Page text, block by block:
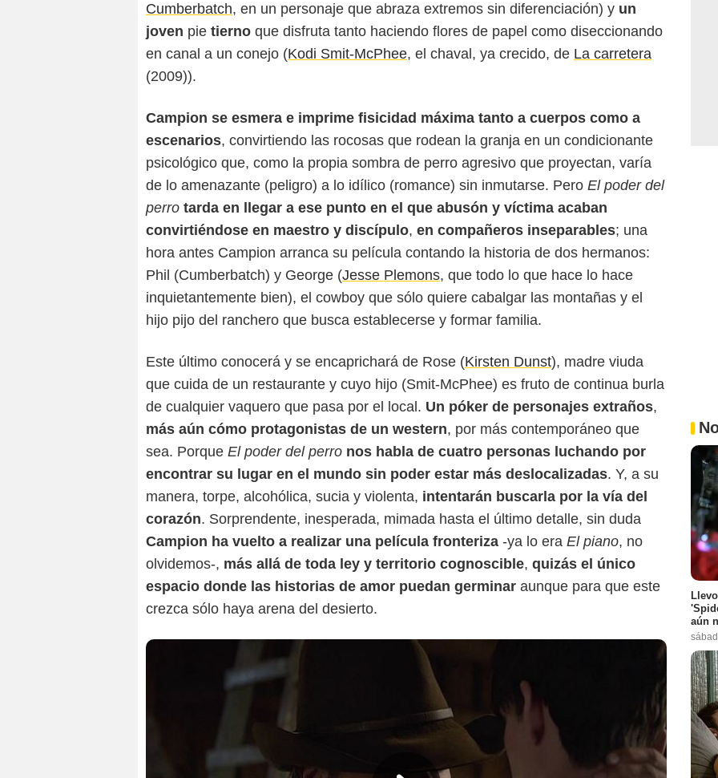
Cumberbatch, en un personaje que abraza extremos sin diferenciación) y un
joven pie tierno que disfruta tanto haciendo flores de papel como diseccionando
en canal a un conejo (Kodi Smit-McPhee, el chaval, ya crecido, de La carretera
(2009)).
Campion se esmera e imprime fisicidad máxima tanto a cuerpos como a
escenarios, convirtiendo las rocosas que rodean la granja en un condicionante
psicológico que, como la propia sombra de perro agresivo que proyectan, varía
de lo amenazante (peligro) a lo idílico (romance) sin inmutarse. Pero El poder del
perro tarda en llegar a ese punto en el que abusón y víctima acaban
convirtiéndose en maestro y discípulo, en compañeros inseparables; una
hora antes Campion arranca su película contando la historia de dos hermanos:
Phil (Cumberbatch) y George (Jesse Plemons, que todo lo que hace lo hace
inquietantemente bien), el cowboy que sólo quiere cabalgar las montañas y el
hijo pijo del ranchero que busca establecerse y formar familia.
Este último conocerá y se encaprichará de Rose (Kirsten Dunst), madre viuda
que cuida de un restaurante y cuyo hijo (Smit-McPhee) es fruto de continua burla
de cualquier vaquero que pasa por el local. Un póker de personajes extraños,
más aún cómo protagonistas de un western, por más contemporáneo que
sea. Porque El poder del perro nos habla de cuatro personas luchando por
encontrar su lugar en el mundo sin poder estar más deslocalizadas. Y, a su
manera, torpe, alcohólica, sucia y violenta, intentarán buscarla por la vía del
corazón. Sorprendente, inesperada, mimada hasta el último detalle, sin duda
Campion ha vuelto a realizar una película fronteriza -ya lo era El piano, no
olvidemos-, más allá de toda ley y territorio cognoscible, quizás el único
espacio donde las historias de amor puedan germinar aunque para que este
crezca sólo haya arena del desierto.
aún